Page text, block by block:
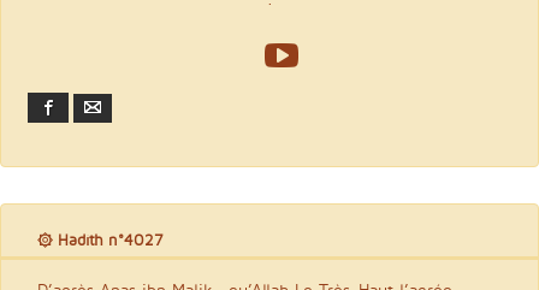
Facebook
۞ Hadith n°4027